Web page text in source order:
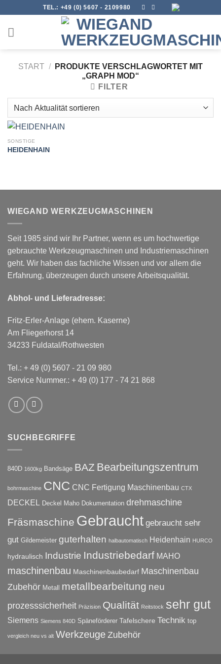
content
TEL.: +49 (0) 5607 - 2109980
START /
PRODUKTE VERSCHLAGWORTET MIT
„GRAPH MOD“
FILTER
SONSTIGE
HEIDENHAIN
WIEGAND WERKZEUGMASCHINEN
Seit 1985 sind wir Ihr Partner, wenn es um hochwertige
gebrauchte Werkzeugmaschinen und Industriemaschinen
geht. Wir haben das fachliche Wissen und vor allem die
Erfahrung, überzeugen durch unsere Arbeitsqualität.
Abhol- und Lieferadresse:
Fritz-Erler-Anlage (ehem. Kaserne)
Am Fliegerhorst 14
34233 Fuldatal/Rothwesten
Tel.: + 49 (0) 5607 - 21 09 980
Service Nummer.: + 49 (0) 177 - 74 21 868
SUCHBEGRIFFE
840D 1600kg Bandsäge BAZ Bearbeitungszentrum
bohrmaschine CNC CNC Fertigung Maschinenbau CTX
DECKEL Deckel Maho Dokumentation drehmaschine
Fräsmaschine Gebraucht gebraucht sehr
gut Gildemeister guterhalten halbautomatisch Heidenhain HURCO
hydraulisch Industrie Industriebedarf MAHO
maschinenbau Maschinenbaubedarf Maschinenbau
Zubehör Metall metallbearbeitung neu
prozesssicherheit Präzision Qualität Reitstock sehr gut
Siemens Siemens 840D Späneförderer Tafelschere Technik top
vergleich neu vs alt Werkzeuge Zubehör